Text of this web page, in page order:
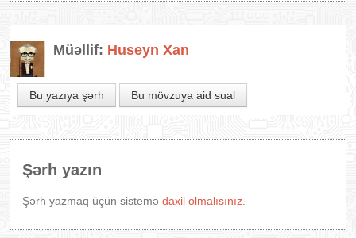
Müəllif: Huseyn Xan
Bu yazıya şərh Bu mövzuya aid sual
Şərh yazın
Şərh yazmaq üçün sistemə daxil olmalısınız.